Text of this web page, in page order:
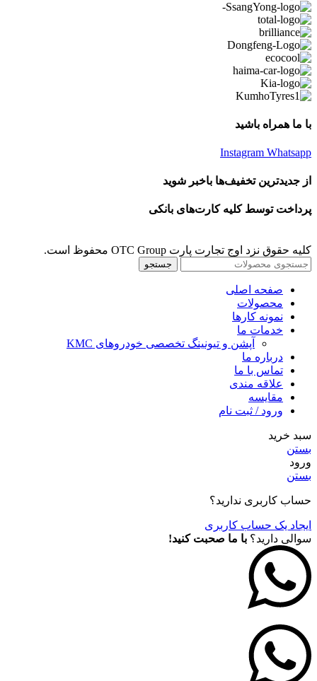
با ما همراه باشید
Instagram Whatsapp
از جدیدترین تخفیف‌ها باخبر شوید
پرداخت توسط کلیه کارت‌های بانکی
کلیه حقوق نزد اوج تجارت پارت OTC Group محفوظ است.
جستجو
صفحه اصلی
محصولات
نمونه کارها
خدمات ما
آپشن و تیونینگ تخصصی خودروهای KMC
درباره ما
تماس با ما
علاقه مندی
مقايسه
ورود / ثبت نام
سبد خرید
بستن
ورود
بستن
حساب کاربری ندارید؟
ایجاد یک حساب کاربری
سوالی دارید؟ با ما صحبت کنید!